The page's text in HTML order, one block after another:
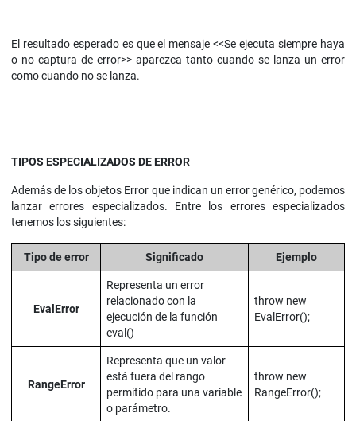
El resultado esperado es que el mensaje <<Se ejecuta siempre haya
o no captura de error>> aparezca tanto cuando se lanza un error
como cuando no se lanza.
TIPOS ESPECIALIZADOS DE ERROR
Además de los objetos Error que indican un error genérico, podemos
lanzar errores especializados. Entre los errores especializados
tenemos los siguientes:
Tipo de error Significado Ejemplo
EvalError
Representa un error
relacionado con la
ejecución de la función
eval()
throw new
EvalError();
RangeError
Representa que un valor
está fuera del rango
permitido para una variable
o parámetro.
throw new
RangeError();